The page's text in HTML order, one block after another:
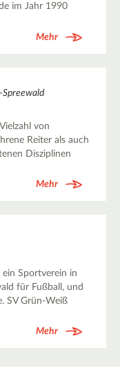
im Jahr 1990
Mehr
von
Reiter als auch
Disziplinen
Mehr
ein Sportverein in
für Fußball, und
SV Grün-Weiß
Mehr